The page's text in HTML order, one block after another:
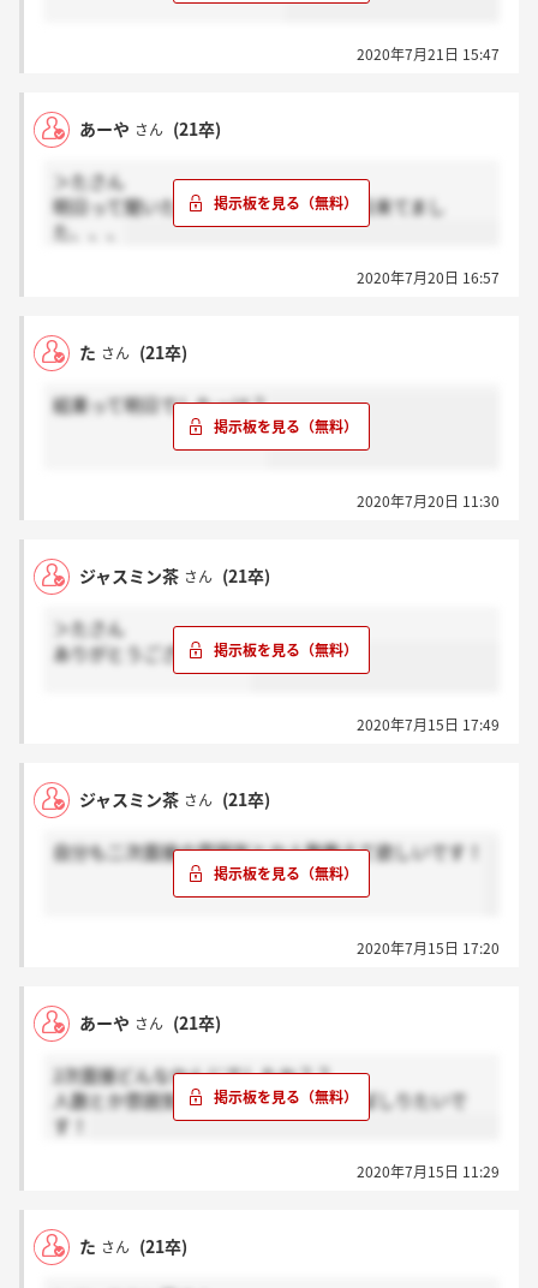
2020年7月21日 15:47
あーや さん (21卒)
＞たさん
明日って聞いたと思ったんですが、今日来てまし
た、、、
2020年7月20日 16:57
た さん (21卒)
結果って明日でしたっけ？
2020年7月20日 11:30
ジャスミン茶 さん (21卒)
＞たさん
ありがとうございます！
2020年7月15日 17:49
ジャスミン茶 さん (21卒)
自分も二次面接の雰囲気とか人数教えて欲しいです！
2020年7月15日 17:20
あーや さん (21卒)
2次面接どんなかんじでしたか？？
人数とか雰囲気とか！差し支えなければしりたいで
す！
2020年7月15日 11:29
た さん (21卒)